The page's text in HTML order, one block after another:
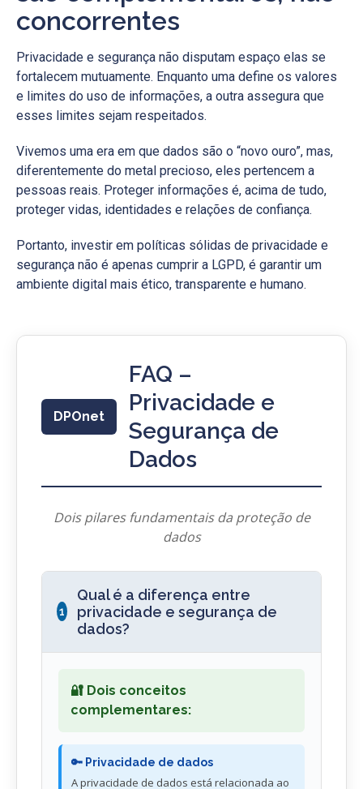
concorrentes
Privacidade e segurança não disputam espaço elas se
fortalecem mutuamente. Enquanto uma define os valores
e limites do uso de informações, a outra assegura que
esses limites sejam respeitados.
Vivemos uma era em que dados são o “novo ouro”, mas,
diferentemente do metal precioso, eles pertencem a
pessoas reais. Proteger informações é, acima de tudo,
proteger vidas, identidades e relações de confiança.
Portanto, investir em políticas sólidas de privacidade e
segurança não é apenas cumprir a LGPD, é garantir um
ambiente digital mais ético, transparente e humano.
DPOnet
FAQ –
Privacidade e
Segurança de
Dados
Dois pilares fundamentais da proteção de
dados
1
Qual é a diferença entre
privacidade e segurança de
dados?
🔐 Dois conceitos
complementares:
🔑 Privacidade de dados
A privacidade de dados está relacionada ao